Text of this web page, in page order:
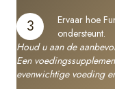
3
Ervaar hoe
ondersteunt.
Houd u aan de
Een
evenwichtige voeding